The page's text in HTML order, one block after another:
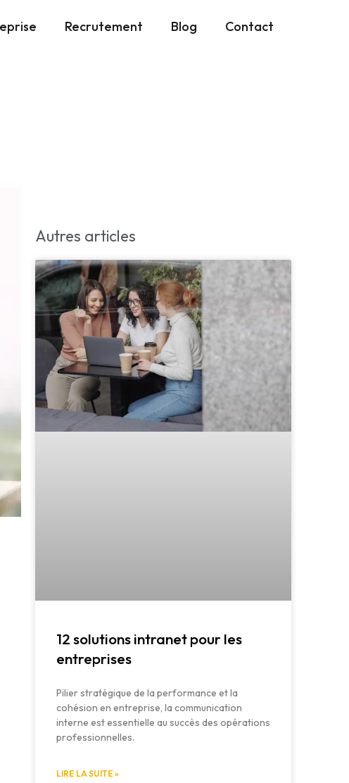
Recrutement Blog Contact
Autres articles
12 solutions intranet pour les
entreprises
Pilier stratégique de la performance et la
cohésion en entreprise, la communication
interne est essentielle au succès des opérations
professionnelles.
LIRE LA SUITE »